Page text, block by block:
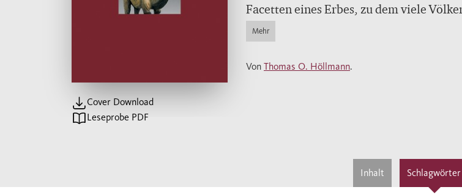
Cover Download
Leseprobe PDF
Facetten eines Erbes, zu dem viele
beigetragen haben.
Mehr
Von Thomas O. Höllmann.
Inhalt Schlagwörter